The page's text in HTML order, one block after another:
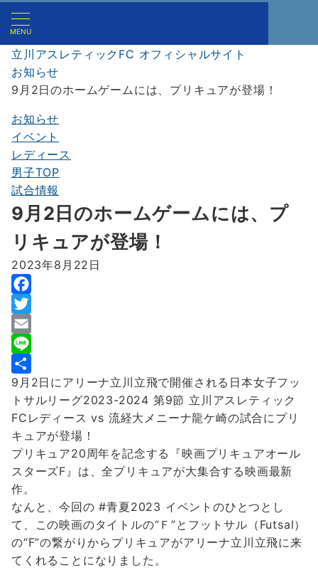
MENU
立川アスレティックFC オフィシャルサイト
お知らせ
9月2日のホームゲームには、プリキュアが登場！
お知らせ
イベント
レディース
男子TOP
試合情報
9月2日のホームゲームには、プ
リキュアが登場！
2023年8月22日
F
a
c
e
b
o
o
k
T
w
t
t
e
E
m
a
l
L
i
n
e
共
有
9月2日にアリーナ立川立飛で開催される日本女子フッ
トサルリーグ2023-2024 第9節 立川アスレティック
FCレディース vs 流経大メニーナ龍ケ崎の試合にプリ
キュアが登場！
プリキュア20周年を記念する『映画プリキュアオール
スターズF』は、全プリキュアが大集合する映画最新
作。
なんと、今回の #青夏2023 イベントのひとつとし
て、この映画のタイトルの“Ｆ”とフットサル（Futsal）
の“F”の繋がりからプリキュアがアリーナ立川立飛に来
てくれることになりました。